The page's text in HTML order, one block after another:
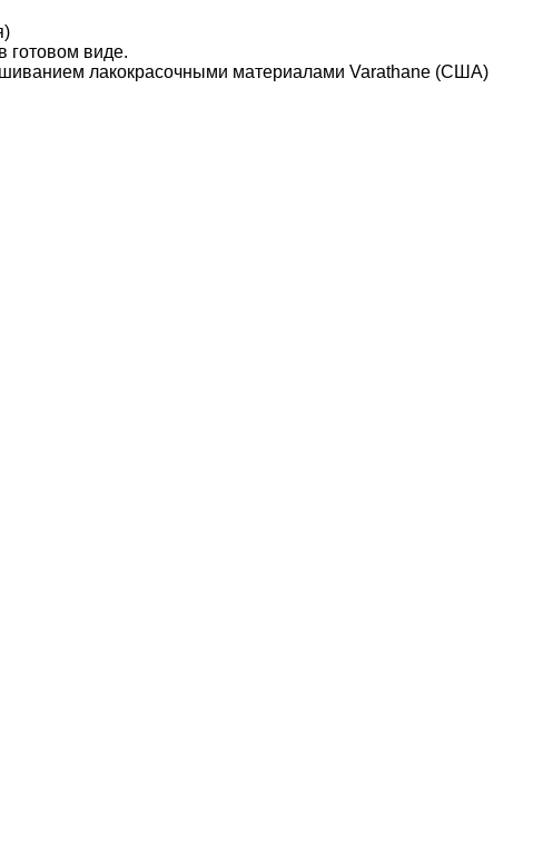
готовом виде.
лакокрасочными материалами Varathane (США)